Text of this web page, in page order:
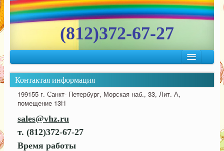
(812)372-67-27
Каталог
Лечебно-профилактические продукты «При вредных
Библия здоровья
Спецпредложения
Оплата и доставка
Контактая информация
199155 г. Санкт- Петербург, Морская наб., 33, Лит. А,
помещение 13Н
sales@vhz.ru
т. (812)372-67-27
Время работы